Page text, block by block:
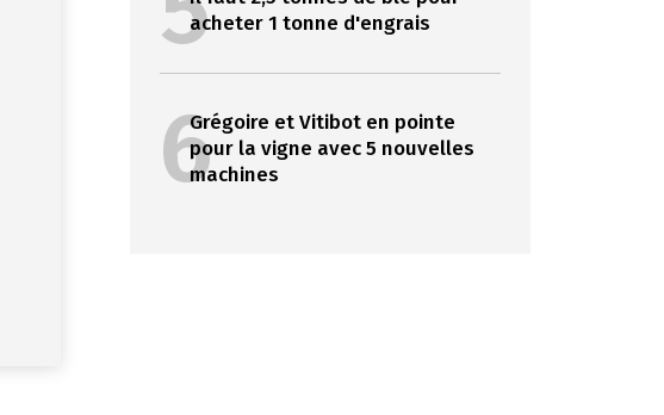
acheter 1 tonne d'engrais
6Grégoire et Vitibot en pointe
pour la vigne avec 5 nouvelles
machines